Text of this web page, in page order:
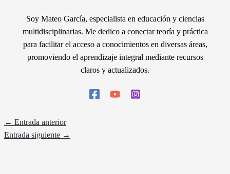
Soy Mateo García, especialista en educación y ciencias
multidisciplinarias. Me dedico a conectar teoría y práctica
para facilitar el acceso a conocimientos en diversas áreas,
promoviendo el aprendizaje integral mediante recursos
claros y actualizados.
← Entrada anterior
Entrada siguiente →